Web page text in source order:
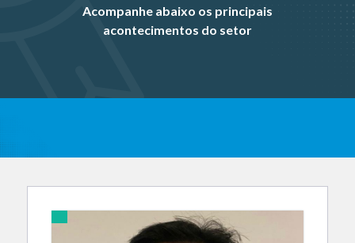
Acompanhe abaixo os principais
acontecimentos do setor